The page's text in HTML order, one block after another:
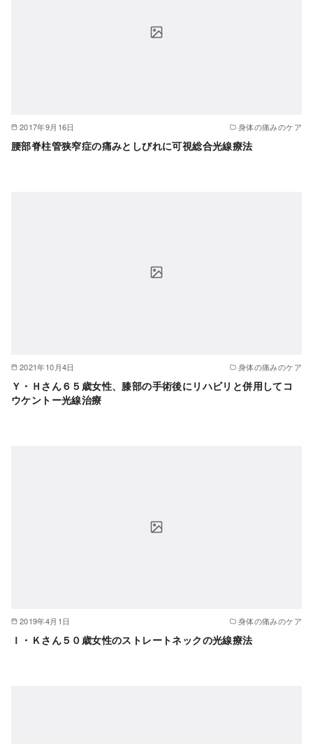
2017年9月16日 身体の痛みのケア
腰部脊柱管狭窄症の痛みとしびれに可視総合光線療法
2021年10月4日 身体の痛みのケア
Ｙ・Ｈさん６５歳女性、膝部の手術後にリハビリと併用してコ
ウケントー光線治療
2019年4月1日 身体の痛みのケア
Ｉ・Ｋさん５０歳女性のストレートネックの光線療法